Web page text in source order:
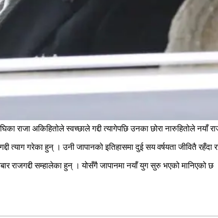
अकिहितोले स्वच्छाले गद्दी त्यागेपछि उनका छोरा नारुहितोले नयाँ
त्याग गरेका हुन् । उनी जापानको इतिहासमा दुई सय वर्षयता जीवितै रहँदा
राजगद्दी सम्हालेका हुन् । योसँगै जापानमा नयाँ युग सुरु भएको मानिएको